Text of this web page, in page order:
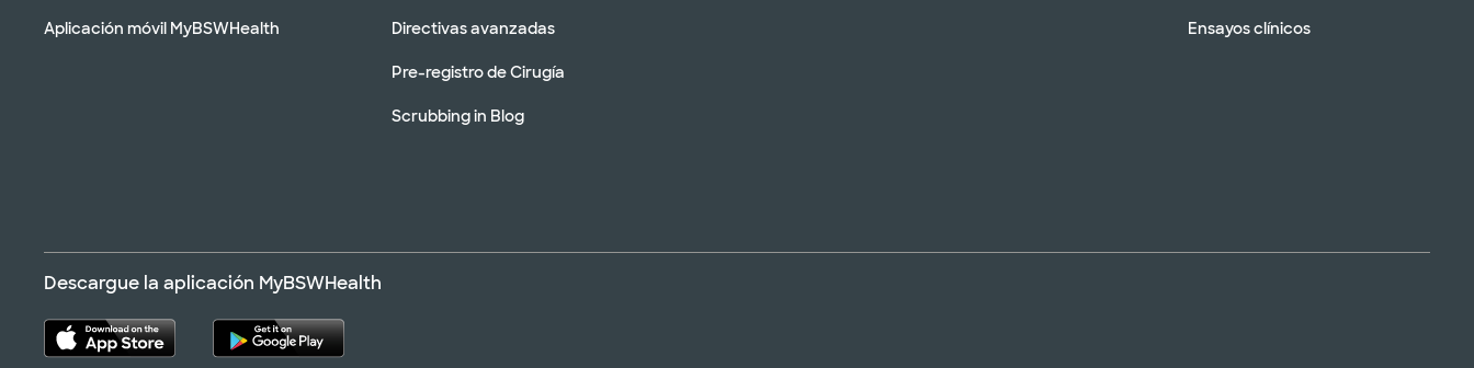
Aplicación móvil MyBSWHealth Directivas avanzadas
Pre-registro de Cirugía
Scrubbing in Blog
Ensayos clínicos
Descargue la aplicación MyBSWHealth